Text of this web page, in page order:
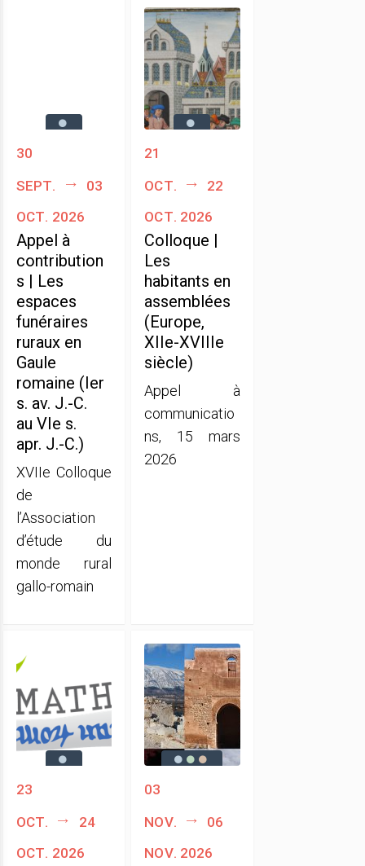
30
sept.
03
oct. 2026
Appel à
contribution
s | Les
espaces
funéraires
ruraux en
Gaule
romaine (Ier
s. av. J.-C.
au VIe s.
apr. J.-C.)
XVIIe Colloque
de
l’Association
d’étude du
monde rural
gallo-romain
21
oct.
22
oct. 2026
Colloque |
Les
habitants en
assemblées
(Europe,
XIIe-XVIIIe
siècle)
Appel à
communicatio
ns, 15 mars
2026
23
oct.
24
oct. 2026
03
nov.
06
nov. 2026